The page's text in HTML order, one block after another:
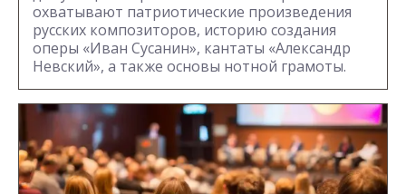
охватывают патриотические произведения
русских композиторов, историю создания
оперы «Иван Сусанин», кантаты «Александр
Невский», а также основы нотной грамоты.